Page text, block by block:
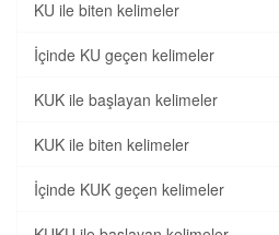
KU ile biten kelimeler
İçinde KU geçen kelimeler
KUK ile başlayan kelimeler
KUK ile biten kelimeler
İçinde KUK geçen kelimeler